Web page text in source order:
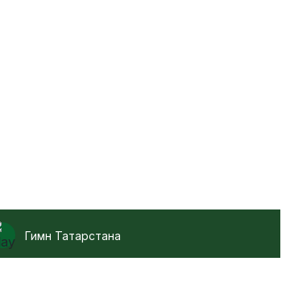
Гимн Татарстана